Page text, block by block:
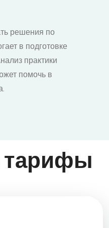
решения по
в подготовке
практики
помочь в